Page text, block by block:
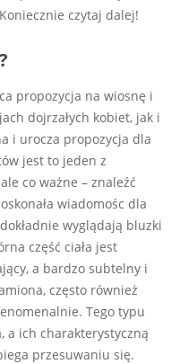
czytaj dalej!
propozycja na wiosnę i
dojrzałych kobiet, jak i
i urocza propozycja dla
jest to jeden z
co ważne – znaleźć
wiadomośc dla
wyglądają bluzki
część ciała jest
a bardzo subtelny i
często również
Tego typu
a ich charakterystyczną
przesuwaniu się.